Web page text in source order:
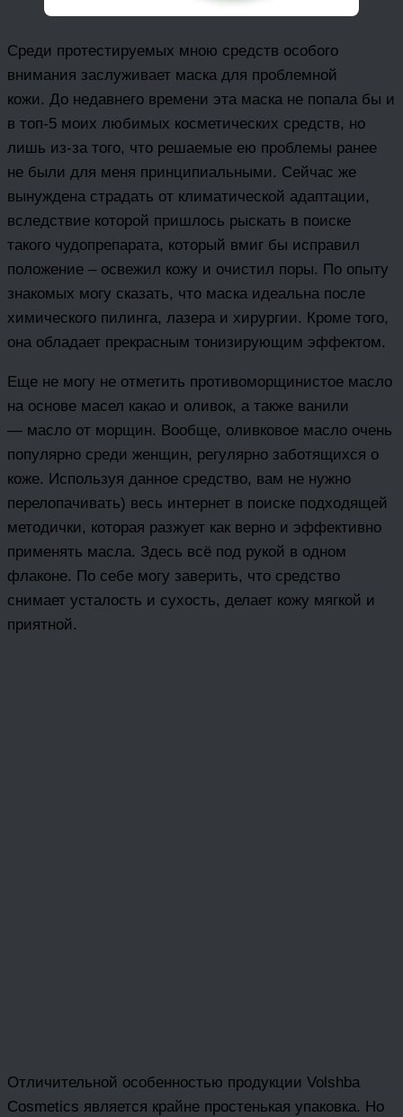
Среди протестируемых мною средств особого
внимания заслуживает маска для проблемной
кожи. До недавнего времени эта маска не попала бы и
в топ-5 моих любимых косметических средств, но
лишь из-за того, что решаемые ею проблемы ранее
не были для меня принципиальными. Сейчас же
вынуждена страдать от климатической адаптации,
вследствие которой пришлось рыскать в поиске
такого чудопрепарата, который вмиг бы исправил
положение – освежил кожу и очистил поры. По опыту
знакомых могу сказать, что маска идеальна после
химического пилинга, лазера и хирургии. Кроме того,
она обладает прекрасным тонизирующим эффектом.
Еще не могу не отметить противоморщинистое масло
на основе масел какао и оливок, а также ванили
— масло от морщин. Вообще, оливковое масло очень
популярно среди женщин, регулярно заботящихся о
коже. Используя данное средство, вам не нужно
перелопачивать) весь интернет в поиске подходящей
методички, которая разжует как верно и эффективно
применять масла. Здесь всё под рукой в одном
флаконе. По себе могу заверить, что средство
снимает усталость и сухость, делает кожу мягкой и
приятной.
Отличительной особенностью продукции Volshba
Cosmetics является крайне простенькая упаковка. Но